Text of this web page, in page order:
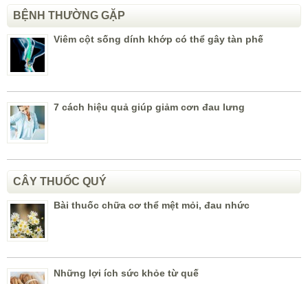
BỆNH THƯỜNG GẶP
Viêm cột sống dính khớp có thể gây tàn phế
7 cách hiệu quả giúp giảm cơn đau lưng
CÂY THUỐC QUÝ
Bài thuốc chữa cơ thể mệt mỏi, đau nhức
Những lợi ích sức khỏe từ quế